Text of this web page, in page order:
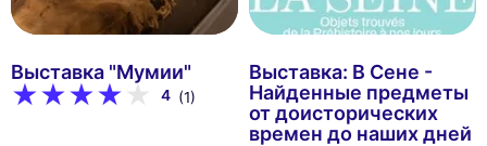
Выставка "Мумии"
4 (1)
Выставка: В Сене -
Найденные предметы
от доисторических
времен до наших дней